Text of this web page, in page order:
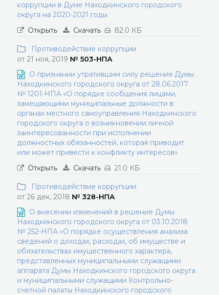
коррупции в Думе Находкинского городского
округа на 2020-2021 годы
Открыть
Скачать 82.0 КБ
Противодействие коррупции
от 21 ноя, 2019 № 503-НПА
О признании утратившим силу решения Думы
Находкинского городского округа от 28.06.2017
№ 1201-НПА «О порядке сообщения лицами,
замещающими муниципальные должности в
органах местного самоуправления Находкинского
городского округа о возникновении личной
заинтересованности при исполнении
должностных обязанностей, которая приводит
или может привести к конфликту интересов»
Открыть
Скачать 21.0 КБ
Противодействие коррупции
от 26 дек, 2018 № 328-НПА
О внесении изменений в решение Думы
Находкинского городского округа от 03.10.2018
№ 252-НПА «О порядке осуществления анализа
сведений о доходах, расходах, об имуществе и
обязательствах имущественного характера,
представленных муниципальными служащими
аппарата Думы Находкинского городского округа
и муниципальными служащими Контрольно-
счетной палаты Находкинского городского